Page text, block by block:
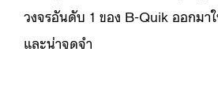
วงจรอันดับ 1 ของ B-Quik ออกมา
และน่าจดจำ